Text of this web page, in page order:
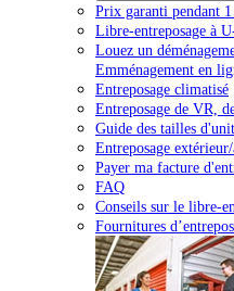
Prix garanti pendant 1
Libre-entreposage à
Louez un
Emménagement en
Entreposage climatisé
Entreposage de VR,
Guide des tailles
Entreposage
Payer ma facture
FAQ
Conseils sur le libre-
Fournitures